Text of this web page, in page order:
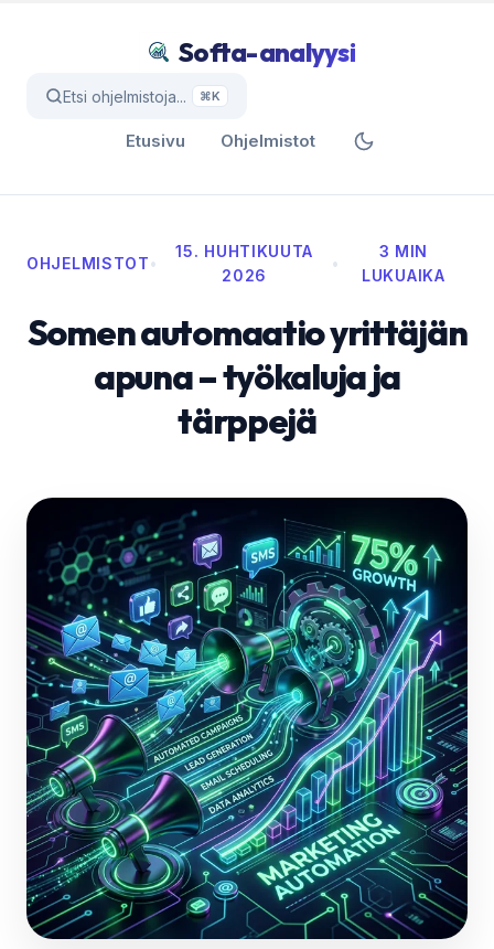
Softa-analyysi
Etsi ohjelmistoja... ⌘K
Etusivu Ohjelmistot
OHJELMISTOT•
15. HUHTIKUUTA
2026
•
3 MIN
LUKUAIKA
Somen automaatio yrittäjän
apuna – työkaluja ja
tärppejä